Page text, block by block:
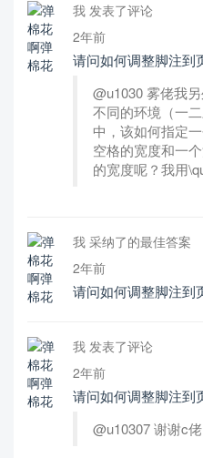
我 发表了评论
2年前
请问如何调整脚注到
@u1030 雾佬我
不同的环境（一
中，该如何指定
空格的宽度和一
的宽度呢？我用
我 采纳了的最佳答案
2年前
请问如何调整脚注到
我 发表了评论
2年前
请问如何调整脚注到
@u10307 谢谢c